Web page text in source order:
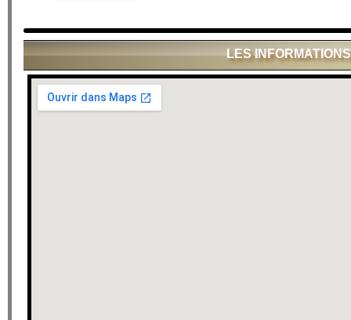
LES